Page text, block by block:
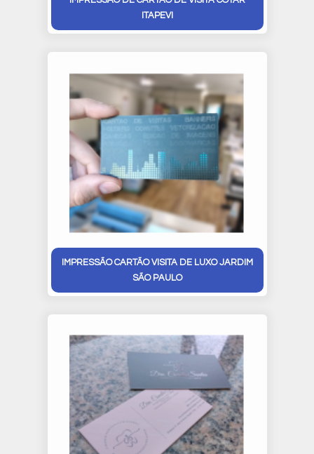
ITAPEVI
IMPRESSÃO CARTÃO VISITA DE LUXO JARDIM
SÃO PAULO